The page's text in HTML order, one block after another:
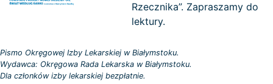
Rzecznika”. Zapraszamy do
lektury.
Pismo Okręgowej Izby Lekarskiej w Białymstoku.
Wydawca: Okręgowa Rada Lekarska w Białymstoku.
Dla członków izby lekarskiej bezpłatnie.